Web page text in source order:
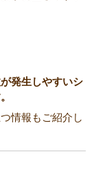
発生しやすいシ
情報もご紹介し